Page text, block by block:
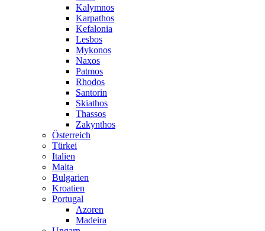
Kalymnos
Karpathos
Kefalonia
Lesbos
Mykonos
Naxos
Patmos
Rhodos
Santorin
Skiathos
Thassos
Zakynthos
Österreich
Türkei
Italien
Malta
Bulgarien
Kroatien
Portugal
Azoren
Madeira